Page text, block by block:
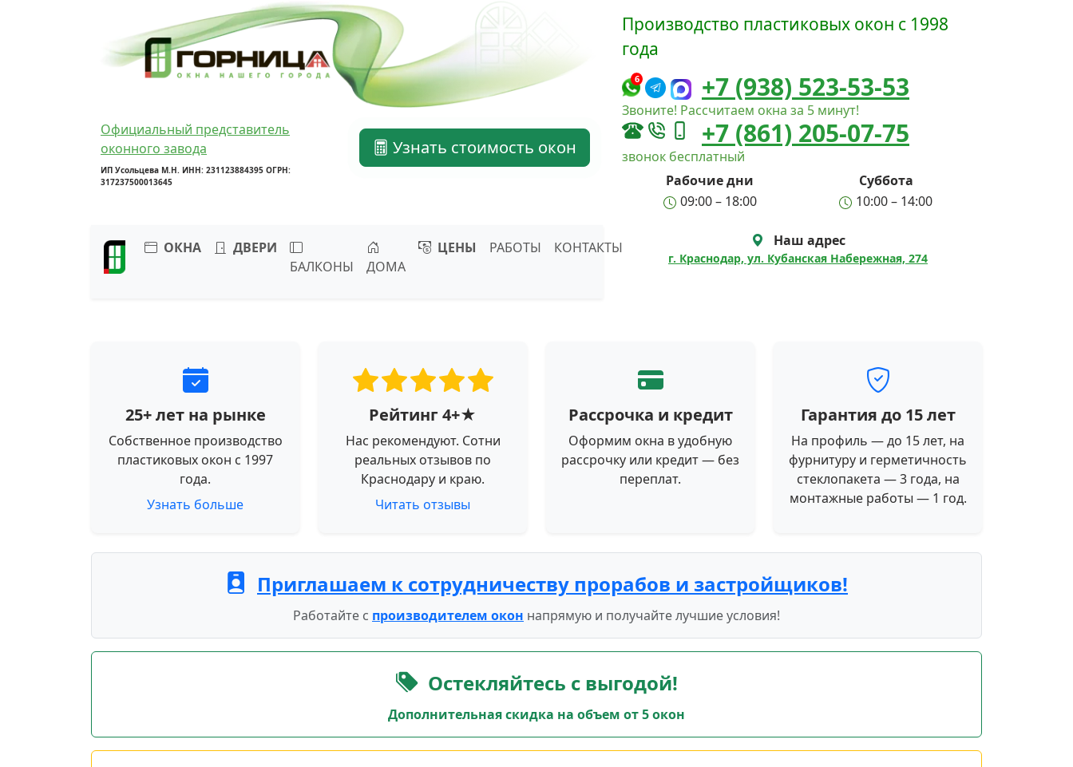
Официальный представитель
оконного завода
ИП Усольцева М.Н. ИНН: 231123884395 ОГРН:
317237500013645
Узнать стоимость окон
ОКНА
ДВЕРИ
БАЛКОНЫ
ДОМА
ЦЕНЫ РАБОТЫ КОНТАКТЫ
Производство пластиковых окон с 1998
года
6 +7 (938) 523-53-53
Звоните! Рассчитаем окна за 5 минут!
+7 (861) 205-07-75
звонок бесплатный
Рабочие дни
Суббота
09:00 – 18:00
10:00 – 14:00
Наш адрес
г. Краснодар, ул. Кубанская Набережная, 274
25+ лет на рынке
Собственное производство
пластиковых окон с 1997
года.
Узнать больше
Рейтинг 4+★
Нас рекомендуют. Сотни
реальных отзывов по
Краснодару и краю.
Читать отзывы
Рассрочка и кредит
Оформим окна в удобную
рассрочку или кредит — без
переплат.
Гарантия до 15 лет
На профиль — до 15 лет, на
фурнитуру и герметичность
стеклопакета — 3 года, на
монтажные работы — 1 год.
Приглашаем к сотрудничеству прорабов и застройщиков!
Работайте с производителем окон напрямую и получайте лучшие условия!
Остекляйтесь с выгодой!
Дополнительная скидка на объем от 5 окон